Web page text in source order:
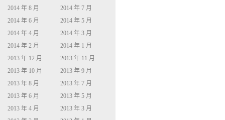
2014 年 8 月
2014 年 7 月
2014 年 6 月
2014 年 5 月
2014 年 4 月
2014 年 3 月
2014 年 2 月
2014 年 1 月
2013 年 12 月
2013 年 11 月
2013 年 10 月
2013 年 9 月
2013 年 8 月
2013 年 7 月
2013 年 6 月
2013 年 5 月
2013 年 4 月
2013 年 3 月